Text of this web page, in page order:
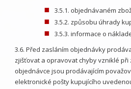
3.5.1. objednávaném
3.5.2. způsobu úhrady
3.5.3. informace o
3.6. Před zasláním objednávky
zjišťovat a opravovat chyby vzniklé
objednávce jsou prodávajícím
elektronické pošty kupujícího